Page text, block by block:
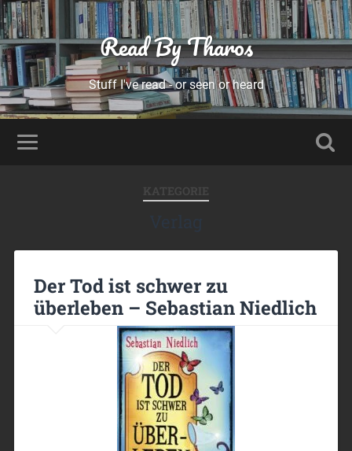
Read By Tharos
Stuff I've read - or seen or heard
KATEGORIE
Der Tod ist schwer zu
überleben – Sebastian Niedlich